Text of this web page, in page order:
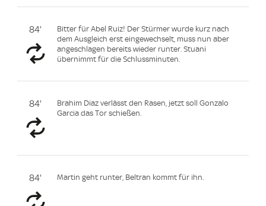
84'
Bitter für Abel Ruiz! Der Stürmer wurde kurz nach
dem Ausgleich erst eingewechselt, muss nun aber
angeschlagen bereits wieder runter. Stuani
übernimmt für die Schlussminuten.
84'
Brahim Diaz verlässt den Rasen, jetzt soll Gonzalo
Garcia das Tor schießen.
84' Martin geht runter, Beltran kommt für ihn.